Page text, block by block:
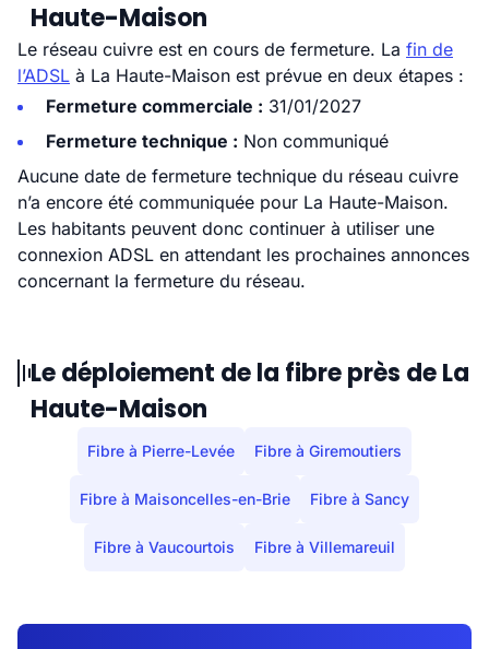
Haute-Maison
Le réseau cuivre est en cours de fermeture. La fin de
l’ADSL à La Haute-Maison est prévue en deux étapes :
Fermeture commerciale : 31/01/2027
Fermeture technique : Non communiqué
Aucune date de fermeture technique du réseau cuivre
n’a encore été communiquée pour La Haute-Maison.
Les habitants peuvent donc continuer à utiliser une
connexion ADSL en attendant les prochaines annonces
concernant la fermeture du réseau.
Le déploiement de la fibre près de La
Haute-Maison
Fibre à Pierre-Levée Fibre à Giremoutiers
Fibre à Maisoncelles-en-Brie Fibre à Sancy
Fibre à Vaucourtois Fibre à Villemareuil